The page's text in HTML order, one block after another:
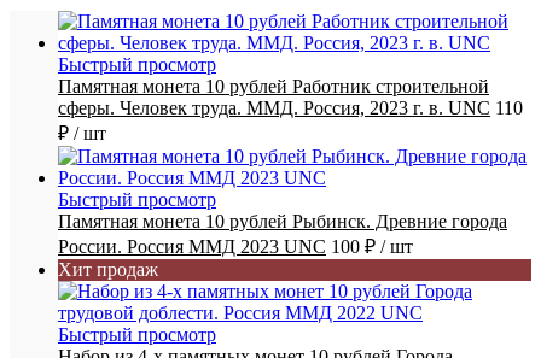
Быстрый просмотр
Памятная монета 10 рублей Работник строительной
сферы. Человек труда. ММД. Россия, 2023 г. в. UNC 110
₽ / шт
Быстрый просмотр
Памятная монета 10 рублей Рыбинск. Древние города
России. Россия ММД 2023 UNC 100 ₽ / шт
Хит продаж
Быстрый просмотр